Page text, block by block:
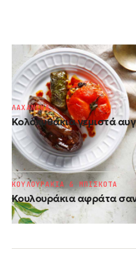
Γεμιστά
ΛΑΔΕΡΑ
Κολοκυθάκια γεμιστά
ΛΑΧΑΝΙΚΑ
Κουλουράκια αφράτα
ΚΟΥΛΟΥΡΑΚΙΑ & ΜΠΙΣΚΟΤΑ